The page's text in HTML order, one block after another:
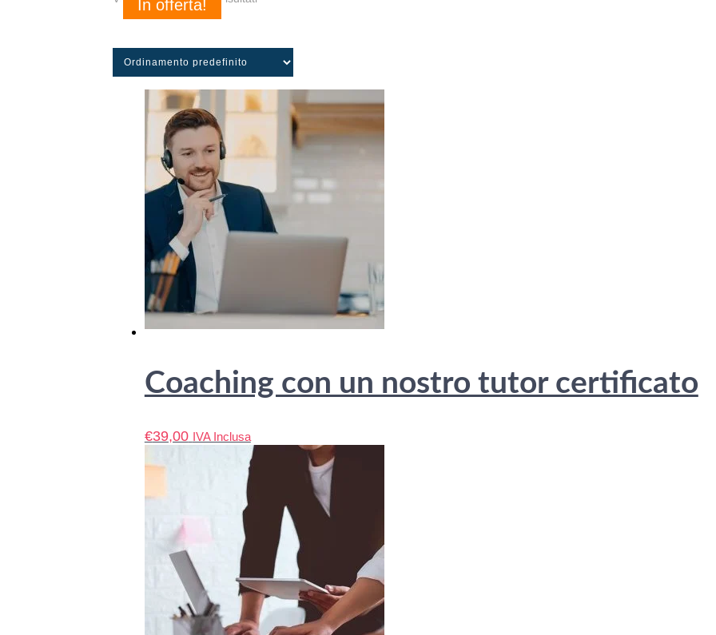
Coaching con un nostro tutor certificato
€39,00 IVA Inclusa
In offerta!